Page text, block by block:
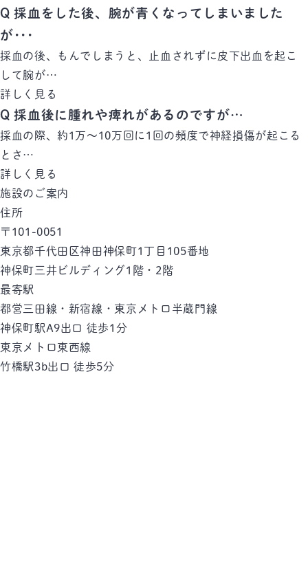
Q 採血をした後、腕が青くなってしまいました
が･･･
採血の後、もんでしまうと、止血されずに皮下出血を起こ
して腕が…
詳しく見る
Q 採血後に腫れや痺れがあるのですが…
採血の際、約1万～10万回に1回の頻度で神経損傷が起こる
とさ…
詳しく見る
施設のご案内
住所
〒101-0051
東京都千代田区神田神保町1丁目105番地
神保町三井ビルディング1階・2階
最寄駅
都営三田線・新宿線・東京メトロ半蔵門線
神保町駅A9出口 徒歩1分
東京メトロ東西線
竹橋駅3b出口 徒歩5分